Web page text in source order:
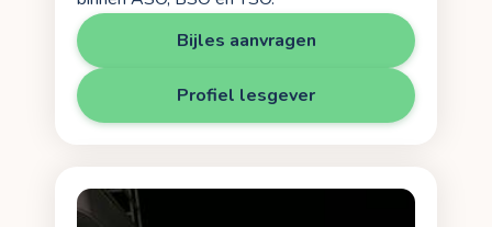
Bijles aanvragen
Profiel lesgever